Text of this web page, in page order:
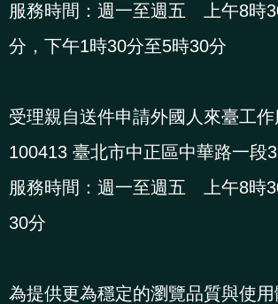
府
網
料
開
宣
告
服務時間：週一至週五 上午8時
分，下午1時30分至5時30分
受理親自送件申請外國人來臺工作
100413 臺北市中正區中華路一段
服務時間：週一至週五 上午8時
30分
為提供更為穩定的瀏覽品質與使